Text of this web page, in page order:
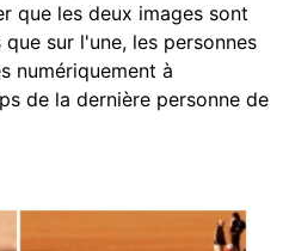
que les deux images sont
sur l'une, les personnes
numériquement à
de la dernière personne de